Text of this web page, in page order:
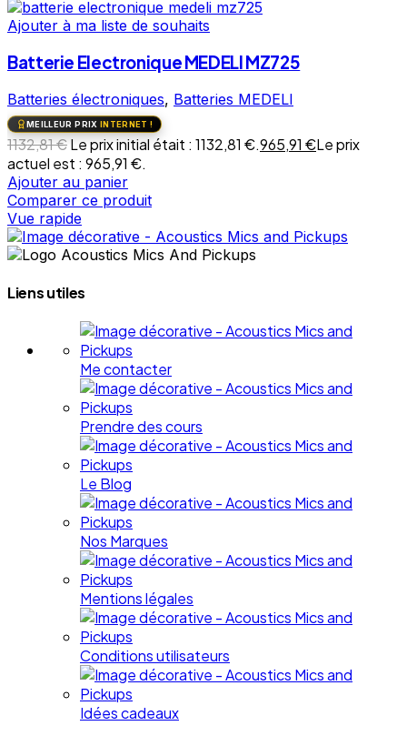
Ajouter à ma liste de souhaits
Batterie Electronique MEDELI MZ725
Batteries électroniques, Batteries MEDELI
MEILLEUR PRIX INTERNET !
1132,81€Le prix initial était : 1132,81 €.965,91 €Le prix
actuel est : 965,91 €.
Ajouter au panier
Comparer ce produit
Vue rapide
Liens utiles
Me contacter
Prendre des cours
Le Blog
Nos Marques
Mentions légales
Conditions utilisateurs
Idées cadeaux